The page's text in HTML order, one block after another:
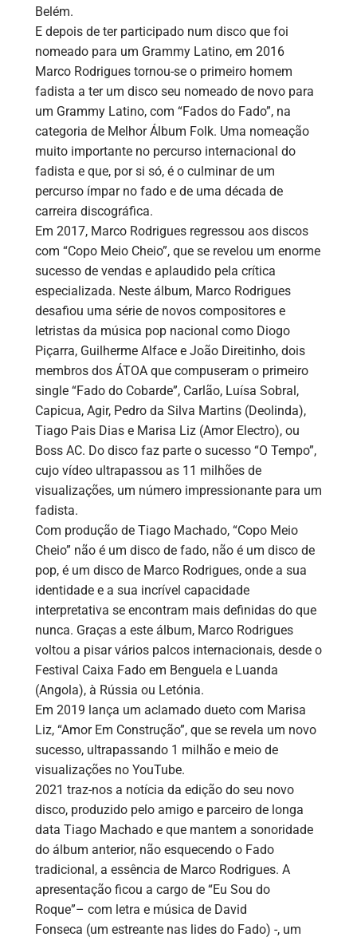
Belém.
E depois de ter participado num disco que foi
nomeado para um Grammy Latino, em 2016
Marco Rodrigues tornou-se o primeiro homem
fadista a ter um disco seu nomeado de novo para
um Grammy Latino, com “Fados do Fado”, na
categoria de Melhor Álbum Folk. Uma nomeação
muito importante no percurso internacional do
fadista e que, por si só, é o culminar de um
percurso ímpar no fado e de uma década de
carreira discográfica.
Em 2017, Marco Rodrigues regressou aos discos
com “Copo Meio Cheio”, que se revelou um enorme
sucesso de vendas e aplaudido pela crítica
especializada. Neste álbum, Marco Rodrigues
desafiou uma série de novos compositores e
letristas da música pop nacional como Diogo
Piçarra, Guilherme Alface e João Direitinho, dois
membros dos ÁTOA que compuseram o primeiro
single “Fado do Cobarde”, Carlão, Luísa Sobral,
Capicua, Agir, Pedro da Silva Martins (Deolinda),
Tiago Pais Dias e Marisa Liz (Amor Electro), ou
Boss AC. Do disco faz parte o sucesso “O Tempo”,
cujo vídeo ultrapassou as 11 milhões de
visualizações, um número impressionante para um
fadista.
Com produção de Tiago Machado, “Copo Meio
Cheio” não é um disco de fado, não é um disco de
pop, é um disco de Marco Rodrigues, onde a sua
identidade e a sua incrível capacidade
interpretativa se encontram mais definidas do que
nunca. Graças a este álbum, Marco Rodrigues
voltou a pisar vários palcos internacionais, desde o
Festival Caixa Fado em Benguela e Luanda
(Angola), à Rússia ou Letónia.
Em 2019 lança um aclamado dueto com Marisa
Liz, “Amor Em Construção”, que se revela um novo
sucesso, ultrapassando 1 milhão e meio de
visualizações no YouTube.
2021 traz-nos a notícia da edição do seu novo
disco, produzido pelo amigo e parceiro de longa
data Tiago Machadoe que mantem a sonoridade
do álbum anterior, não esquecendo o Fado
tradicional, a essência de Marco Rodrigues. A
apresentação ficou a cargo de “Eu Sou do
Roque”– com letra e música de David
Fonseca (um estreante nas lides do Fado) -, um